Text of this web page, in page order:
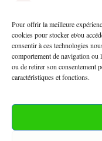
Pour offrir la meilleure
cookies pour stocker et/ou
consentir à ces technologies
comportement de navigation ou
ou de retirer son consentement
caractéristiques et fonctions.
Finaldées EURL
Siège social : 13
Nous contacter
Conditions
Politique de